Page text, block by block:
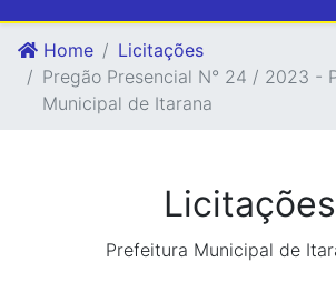
Home
Licitações
Pregão Presencial N° 24 / 2023 -
Municipal de Itarana
Licitações
Prefeitura Municipal de